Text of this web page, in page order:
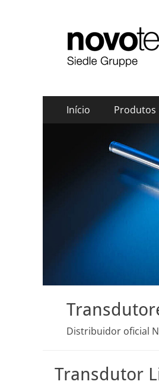
Menu
principal
Pular
para
Início Produtos
Distribuidor oficial
Transdutor